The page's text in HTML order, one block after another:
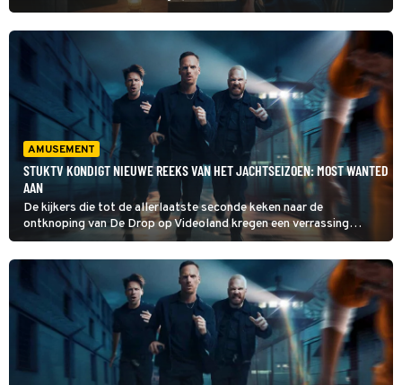
Het Jachtseizoen: Most Wanted de jacht op maar liefst achttien
bekende boeven
AMUSEMENT
STUKTV KONDIGT NIEUWE REEKS VAN HET JACHTSEIZOEN: MOST WANTED
AAN
De kijkers die tot de allerlaatste seconde keken naar de
ontknoping van De Drop op Videoland kregen een verrassing
voorgeschoteld.